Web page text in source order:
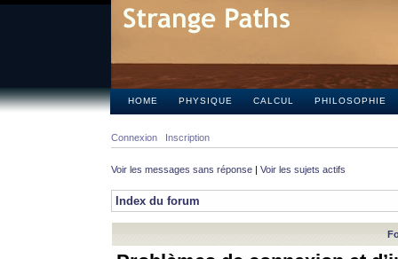
HOME PHYSIQUE CALCUL PHILOSOPHIE
Connexion Inscription
Voir les messages sans réponse | Voir les sujets actifs
Index du forum